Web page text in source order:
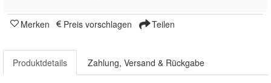
Merken Preis vorschlagen Teilen
Produktdetails Zahlung, Versand & Rückgabe